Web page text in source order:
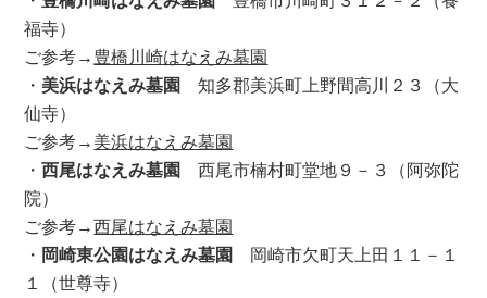
福寺）
ご参考→ 豊橋川崎はなえみ墓園
・ 美浜はなえみ墓園 知多郡美浜町上野間高川２３（大
仙寺）
ご参考→ 美浜はなえみ墓園
・西尾はなえみ墓園西尾市楠村町堂地９－３（阿弥陀
院）
ご参考→西尾はなえみ墓園
・ 岡崎東公園はなえみ墓園 岡崎市欠町天上田１１－１
１（世尊寺）